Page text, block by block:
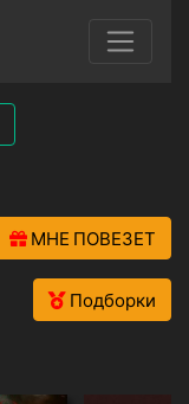
МНЕ ПОВЕЗЕТ
Подборки